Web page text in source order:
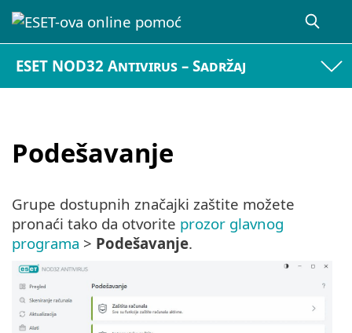
ESET NOD32 Antivirus – Sadržaj
Podešavanje
Grupe dostupnih značajki zaštite možete
pronaći tako da otvorite prozor glavnog
programa > Podešavanje.